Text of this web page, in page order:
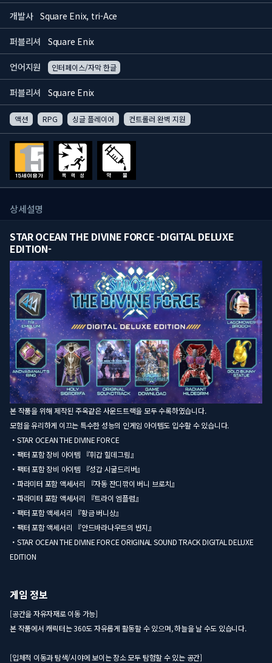
개발사 Square Enix, tri-Ace
퍼블리셔 Square Enix
언어지원 인터페이스/자막 한글
퍼블리셔 Square Enix
액션 RPG 싱글 플레이어 컨트롤러 완벽 지원
상세설명
STAR OCEAN THE DIVINE FORCE -DIGITAL DELUXE
EDITION-
본 작품을 위해 제작된 주옥같은 사운드트랙을 모두 수록하였습니다.
모험을 유리하게 이끄는 특수한 성능의 인게임 아이템도 입수할 수 있습니다.
・STAR OCEAN THE DIVINE FORCE
・팩터 포함 장비 아이템 『휘갑 힐데그림』
・팩터 포함 장비 아이템 『성갑 시굴드리버』
・파라미터 포함 액세서리 『자동 잔디깎이 버니 브로치』
・파라미터 포함 액세서리 『트라이 엠플럼』
・팩터 포함 액세서리 『황금 버니상』
・팩터 포함 액세서리 『안드바라나우트의 반지』
・STAR OCEAN THE DIVINE FORCE ORIGINAL SOUND TRACK DIGITAL DELUXE
EDITION
게임 정보
[공간을 자유자재로 이동 가능]
본 작품에서 캐릭터는 360도 자유롭게 활동할 수 있으며, 하늘을 날 수도 있습니다.
[입체적 이동과 탐색/시야에 보이는 장소 모두 탐험할 수 있는 공간]